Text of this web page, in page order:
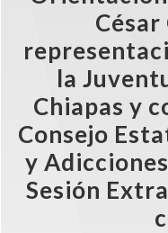
César
la
Chiapas y
Consejo
y
Sesión